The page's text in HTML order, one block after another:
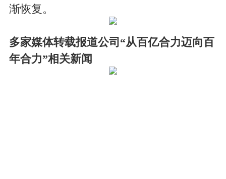
渐恢复。
多家媒体转载报道公司“从百亿合力迈向百
年合力”相关新闻